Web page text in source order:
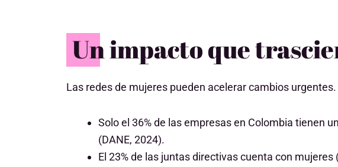
Un impacto que
Las redes de mujeres pueden acelerar cambios urgentes.
Solo el 36% de las empresas en Colombia tienen
(DANE, 2024).
El 23% de las juntas directivas cuenta con mujeres